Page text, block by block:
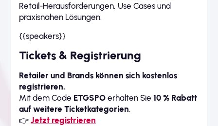
Retail-Herausforderungen, Use Cases und
praxisnahen Lösungen.
{{speakers}}
Tickets & Registrierung
Retailer und Brands können sich kostenlos
registrieren.
Mit dem Code ETGSPO erhalten Sie10 % Rabatt
auf weitere Ticketkategorien.
👉Jetzt registrieren